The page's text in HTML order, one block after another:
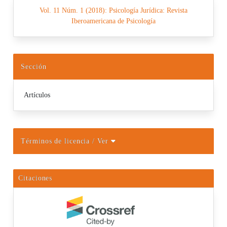
Vol. 11 Núm. 1 (2018): Psicología Jurídica: Revista
Iberoamericana de Psicología
Sección
Artículos
Términos de licencia/ Ver
Citaciones